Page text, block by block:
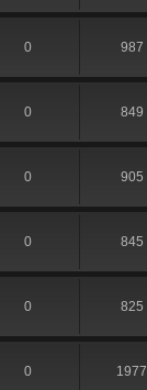
0 987
0 849
0 905
0 845
0 825
0 1977